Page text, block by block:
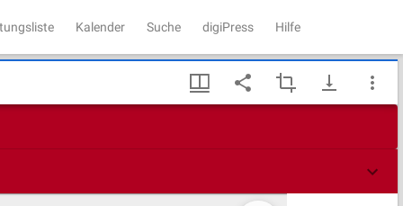
Kalender Suche digiPress Hilfe